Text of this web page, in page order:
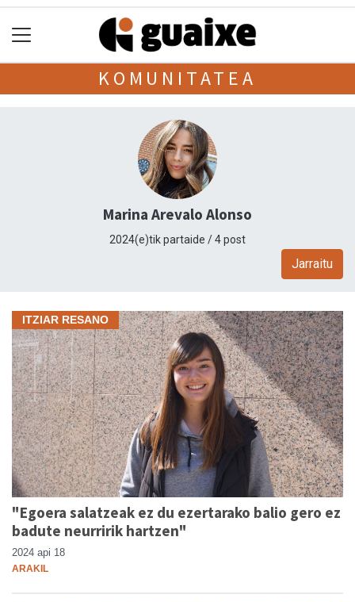
KOMUNITATEA
Marina Arevalo Alonso
2024(e)tik partaide / 4 post
Jarraitu
ITZIAR RESANO
"Egoera salatzeak ez du ezertarako balio gero ez
badute neurririk hartzen"
2024 api 18
ARAKIL